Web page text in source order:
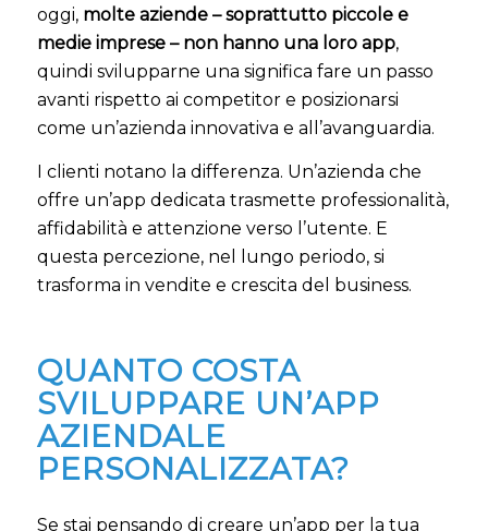
oggi, molte aziende – soprattutto piccole e
medie imprese – non hanno una loro app,
quindi svilupparne una significa fare un passo
avanti rispetto ai competitor e posizionarsi
come un’azienda innovativa e all’avanguardia.
I clienti notano la differenza. Un’azienda che
offre un’app dedicata trasmette professionalità,
affidabilità e attenzione verso l’utente. E
questa percezione, nel lungo periodo, si
trasforma in vendite e crescita del business.
QUANTO COSTA
SVILUPPARE UN’APP
AZIENDALE
PERSONALIZZATA?
Se stai pensando di creare un’app per la tua